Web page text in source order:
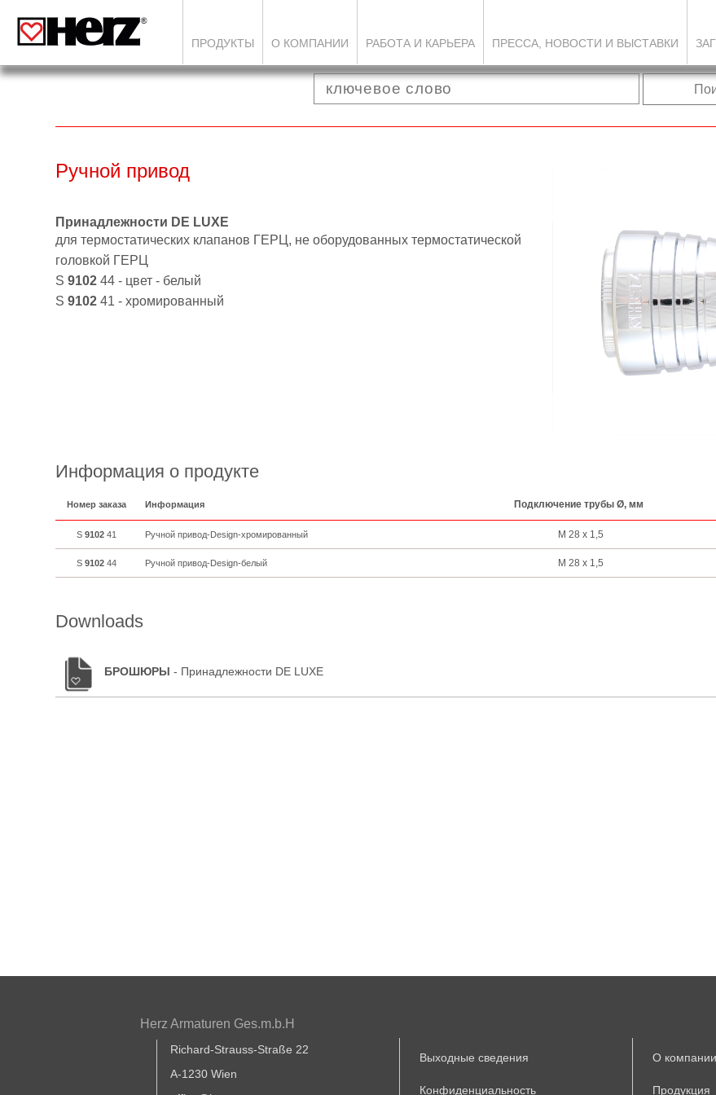
ПРОДУКТЫ О КОМПАНИИ РАБОТА И КАРЬЕРА ПРЕССА, НОВОСТИ И ВЫСТАВКИ
Ручной привод
Принадлежности DE LUXE
для термостатических клапанов ГЕРЦ, не оборудованных термостатической
головкой ГЕРЦ
S 9102 44 - цвет - белый
S 9102 41 - хромированный
Информация о продукте
Номер заказа Информация Подключение трубы Ø, мм
S 910241 Ручной привод-Design-хромированный M 28 x 1,5
S 910244 Ручной привод-Design-белый M 28 x 1,5
Downloads
БРОШЮРЫ - Принадлежности DE LUXE
Herz Armaturen Ges.m.b.H
Richard-Strauss-Straße 22
A-1230 Wien
Выходные сведения
Конфиденциальность
О компании
Продукция